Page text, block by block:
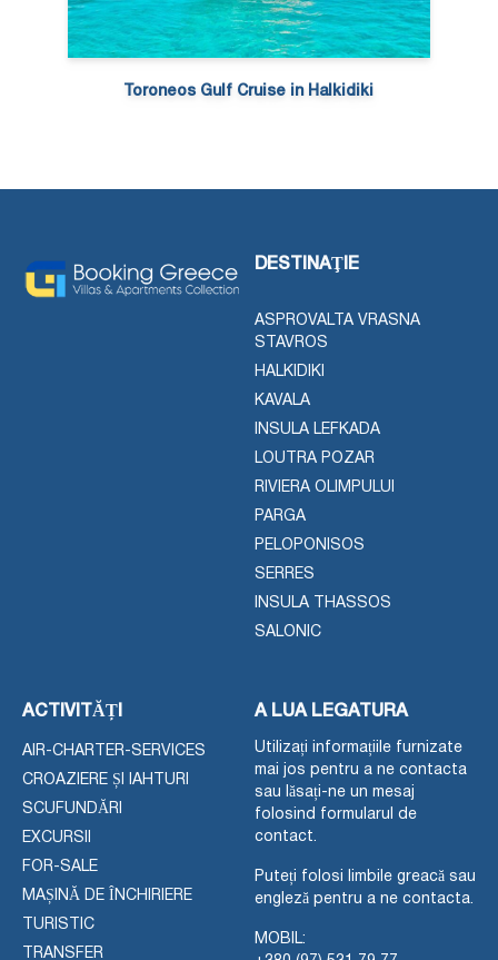
Toroneos Gulf Cruise in Halkidiki
DESTINAŢIE
ASPROVALTA VRASNA
STAVROS
HALKIDIKI
KAVALA
INSULA LEFKADA
LOUTRA POZAR
RIVIERA OLIMPULUI
PARGA
PELOPONISOS
SERRES
INSULA THASSOS
SALONIC
ACTIVITĂȚI
AIR-CHARTER-SERVICES
CROAZIERE ȘI IAHTURI
SCUFUNDĂRI
EXCURSII
FOR-SALE
MAȘINĂ DE ÎNCHIRIERE
TURISTIC
TRANSFER
A LUA LEGATURA
Utilizați informațiile furnizate
mai jos pentru a ne contacta
sau lăsați-ne un mesaj
folosind formularul de
contact.
Puteți folosi limbile greacă sau
engleză pentru a ne contacta.
MOBIL: